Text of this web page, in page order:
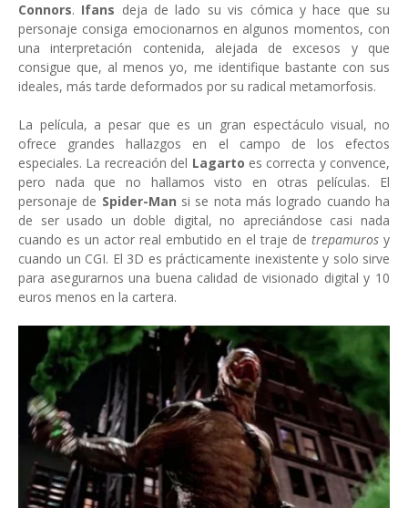
Connors. Ifans deja de lado su vis cómica y hace que su
personaje consiga emocionarnos en algunos momentos, con
una interpretación contenida, alejada de excesos y que
consigue que, al menos yo, me identifique bastante con sus
ideales, más tarde deformados por su radical metamorfosis.
La película, a pesar que es un gran espectáculo visual, no
ofrece grandes hallazgos en el campo de los efectos
especiales. La recreación del Lagarto es correcta y convence,
pero nada que no hallamos visto en otras películas. El
personaje de Spider-Man si se nota más logrado cuando ha
de ser usado un doble digital, no apreciándose casi nada
cuando es un actor real embutido en el traje de trepamuros y
cuando un CGI. El 3D es prácticamente inexistente y solo sirve
para asegurarnos una buena calidad de visionado digital y 10
euros menos en la cartera.